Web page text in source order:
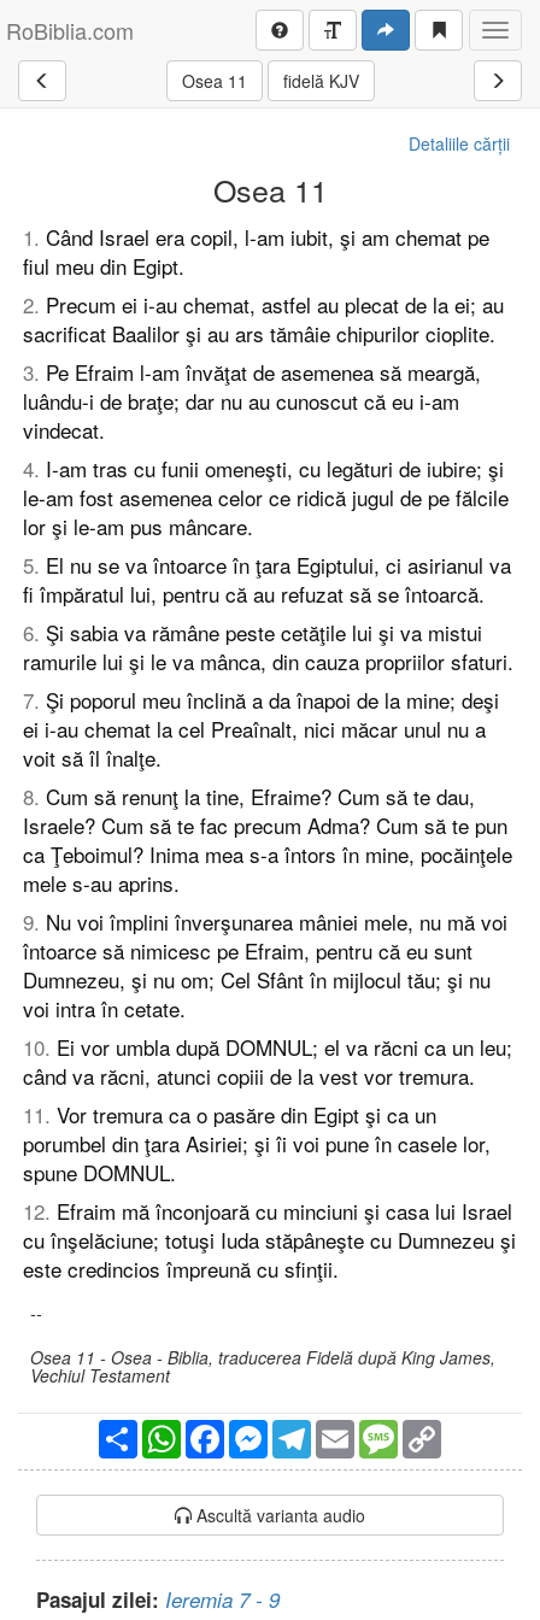
RoBiblia.com
Osea 11 fidelă KJV
Detaliile cărții
Osea 11
1. Când Israel era copil, l-am iubit, şi am chemat pe
fiul meu din Egipt.
2. Precum ei i-au chemat, astfel au plecat de la ei; au
sacrificat Baalilor şi au ars tămâie chipurilor cioplite.
3. Pe Efraim l-am învăţat de asemenea să meargă,
luându-i de braţe; dar nu au cunoscut că eu i-am
vindecat.
4. I-am tras cu funii omeneşti, cu legături de iubire; şi
le-am fost asemenea celor ce ridică jugul de pe fălcile
lor şi le-am pus mâncare.
5. El nu se va întoarce în ţara Egiptului, ci asirianul va
fi împăratul lui, pentru că au refuzat să se întoarcă.
6. Şi sabia va rămâne peste cetăţile lui şi va mistui
ramurile lui şi le va mânca, din cauza propriilor sfaturi.
7. Şi poporul meu înclină a da înapoi de la mine; deşi
ei i-au chemat la cel Preaînalt, nici măcar unul nu a
voit să îl înalţe.
8. Cum să renunţ la tine, Efraime? Cum să te dau,
Israele? Cum să te fac precum Adma? Cum să te pun
ca Ţeboimul? Inima mea s-a întors în mine, pocăinţele
mele s-au aprins.
9. Nu voi împlini înverşunarea mâniei mele, nu mă voi
întoarce să nimicesc pe Efraim, pentru că eu sunt
Dumnezeu, şi nu om; Cel Sfânt în mijlocul tău; şi nu
voi intra în cetate.
10. Ei vor umbla după DOMNUL; el va răcni ca un leu;
când va răcni, atunci copiii de la vest vor tremura.
11. Vor tremura ca o pasăre din Egipt şi ca un
porumbel din ţara Asiriei; şi îi voi pune în casele lor,
spune DOMNUL.
12. Efraim mă înconjoară cu minciuni şi casa lui Israel
cu înşelăciune; totuşi Iuda stăpâneşte cu Dumnezeu şi
este credincios împreună cu sfinţii.
--
Osea 11 - Osea - Biblia, traducerea Fidelă după King James,
Vechiul Testament
PartajareWhatsAppFacebookMessengerTelegram
Email Message
Ascultă varianta audio
Pasajul zilei: Ieremia 7 - 9